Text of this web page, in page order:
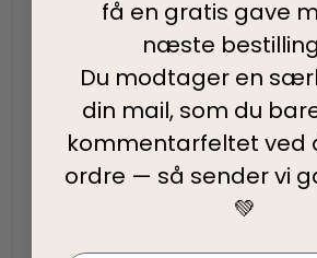
5-Stjernet
Vi har topscore på både
Trustpilot - Vi er her for at
Fair priser
få en gratis gave
næste
Du modtager en
din mail, som du
kommentarfeltet ved
ordre — så sender vi
💚